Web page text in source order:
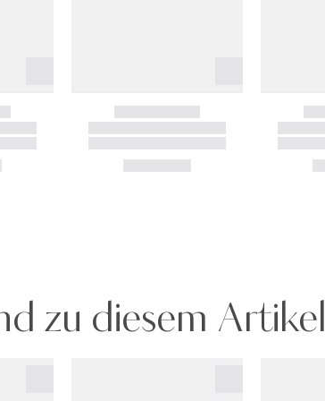
zu diesem Artikel